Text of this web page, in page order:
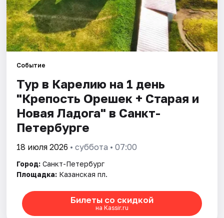
Событие
Тур в Карелию на 1 день
"Крепость Орешек + Старая и
Новая Ладога" в Санкт-
Петербурге
18 июля 2026 • суббота • 07:00
Город: Санкт-Петербург
Площадка: Казанская пл.
Билеты со скидкой
на Kassir.ru